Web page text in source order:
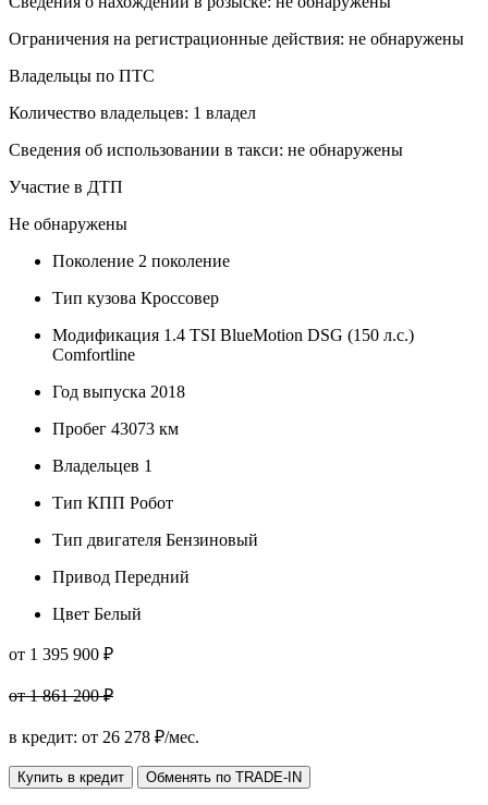
Ограничения на регистрационные действия: не обнаружены
Владельцы по ПТС
Количество владельцев: 1 владел
Сведения об использовании в такси: не обнаружены
Участие в ДТП
Не обнаружены
Поколение 2 поколение
Тип кузова Кроссовер
Модификация 1.4 TSI BlueMotion DSG (150 л.с.)
Comfortline
Год выпуска 2018
Пробег 43073 км
Владельцев 1
Тип КПП Робот
Тип двигателя Бензиновый
Привод Передний
Цвет Белый
от 1 395 900 ₽
от 1 861 200 ₽
в кредит: от 26 278 ₽/мес.
Купить в кредит Обменять по TRADE-IN